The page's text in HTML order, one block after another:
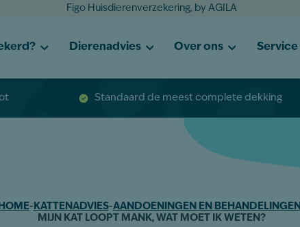
Figo Huisdierenverzekering, by AGILA
Dierenadvies Over ons Service
Standaard de meest complete dekking
HOME- KATTENADVIES-AANDOENINGEN EN BEHANDELINGEN
MIJN KAT LOOPT MANK, WAT MOET IK WETEN?